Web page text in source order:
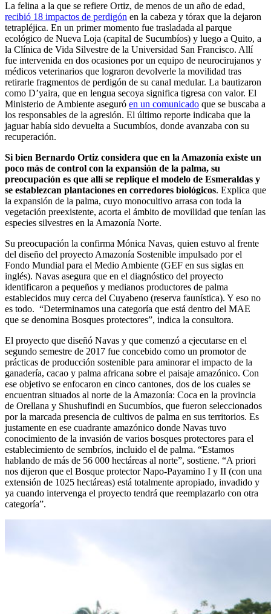
La felina a la que se refiere Ortiz, de menos de un año de edad,
recibió 18 impactos de perdigón en la cabeza y tórax que la dejaron
tetrapléjica. En un primer momento fue trasladada al parque
ecológico de Nueva Loja (capital de Sucumbíos) y luego a Quito, a
la Clínica de Vida Silvestre de la Universidad San Francisco. Allí
fue intervenida en dos ocasiones por un equipo de neurocirujanos y
médicos veterinarios que lograron devolverle la movilidad tras
retirarle fragmentos de perdigón de su canal medular. La bautizaron
como D’yaira, que en lengua secoya significa tigresa con valor. El
Ministerio de Ambiente aseguró en un comunicado que se buscaba a
los responsables de la agresión. El último reporte indicaba que la
jaguar había sido devuelta a Sucumbíos, donde avanzaba con su
recuperación.
Si bien Bernardo Ortiz considera que en la Amazonía existe un
poco más de control con la expansión de la palma, su
preocupación es que allí se replique el modelo de Esmeraldas y
se establezcan plantaciones en corredores biológicos. Explica que
la expansión de la palma, cuyo monocultivo arrasa con toda la
vegetación preexistente, acorta el ámbito de movilidad que tenían las
especies silvestres en la Amazonía Norte.
Su preocupación la confirma Mónica Navas, quien estuvo al frente
del diseño del proyecto Amazonía Sostenible impulsado por el
Fondo Mundial para el Medio Ambiente (GEF en sus siglas en
inglés). Navas asegura que en el diagnóstico del proyecto
identificaron a pequeños y medianos productores de palma
establecidos muy cerca del Cuyabeno (reserva faunística). Y eso no
es todo. “Determinamos una categoría que está dentro del MAE
que se denomina Bosques protectores”, indica la consultora.
El proyecto que diseñó Navas y que comenzó a ejecutarse en el
segundo semestre de 2017 fue concebido como un promotor de
prácticas de producción sostenible para aminorar el impacto de la
ganadería, cacao y palma africana sobre el paisaje amazónico. Con
ese objetivo se enfocaron en cinco cantones, dos de los cuales se
encuentran situados al norte de la Amazonía: Coca en la provincia
de Orellana y Shushufindi en Sucumbíos, que fueron seleccionados
por la marcada presencia de cultivos de palma en sus territorios. Es
justamente en ese cuadrante amazónico donde Navas tuvo
conocimiento de la invasión de varios bosques protectores para el
establecimiento de sembríos, incluido el de palma. “Estamos
hablando de más de 56 000 hectáreas al norte”, sostiene. “A priori
nos dijeron que el Bosque protector Napo-Payamino I y II (con una
extensión de 1025 hectáreas) está totalmente apropiado, invadido y
ya cuando intervenga el proyecto tendrá que reemplazarlo con otra
categoría”.